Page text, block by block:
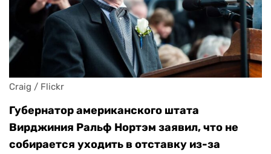
Craig / Flickr
Губернатор американского штата
Вирджиния Ральф Нортэм заявил, что не
собирается уходить в отставку из-за